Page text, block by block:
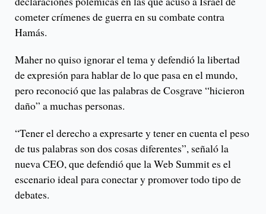
cometer crímenes de guerra en su combate contra
Hamás.
Maher no quiso ignorar el tema y defendió la libertad
de expresión para hablar de lo que pasa en el mundo,
pero reconoció que las palabras de Cosgrave “hicieron
daño” a muchas personas.
“Tener el derecho a expresarte y tener en cuenta el peso
de tus palabras son dos cosas diferentes”, señaló la
nueva CEO, que defendió que la Web Summit es el
escenario ideal para conectar y promover todo tipo de
debates.